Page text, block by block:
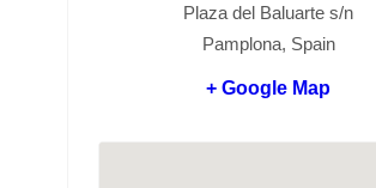
Plaza del Baluarte s/n
Pamplona, Spain
+ Google Map